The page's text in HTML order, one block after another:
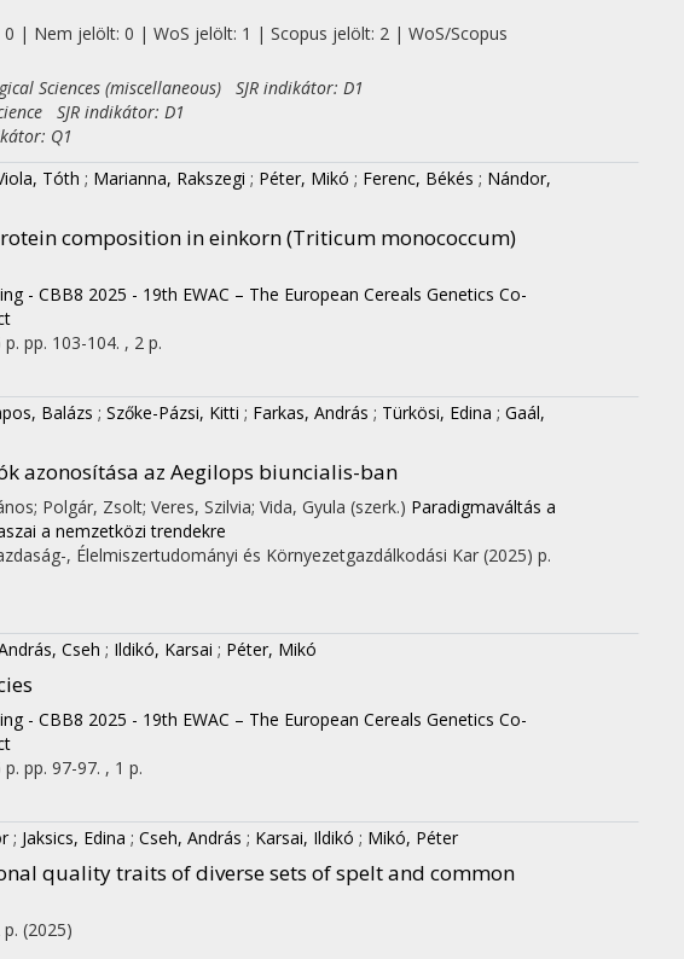
| Nem jelölt: 0 | WoS jelölt: 1 | Scopus jelölt: 2 | WoS/Scopus
Sciences (miscellaneous) SJR indikátor: D1
SJR indikátor: D1
Q1
Tóth ; Marianna, Rakszegi ; Péter, Mikó ; Ferenc, Békés ; Nándor,
composition in einkorn (Triticum monococcum)
- CBB8 2025 - 19th EWAC – The European Cereals Genetics Co-
p. pp. 103-104. , 2 p.
Balázs ; Szőke-Pázsi, Kitti ; Farkas, András ; Türkösi, Edina ; Gaál,
azonosítása az Aegilops biuncialis-ban
Polgár, Zsolt; Veres, Szilvia; Vida, Gyula (szerk.) Paradigmaváltás a
a nemzetközi trendekre
, Élelmiszertudományi és Környezetgazdálkodási Kar (2025) p.
Cseh ; Ildikó, Karsai ; Péter, Mikó
- CBB8 2025 - 19th EWAC – The European Cereals Genetics Co-
p. pp. 97-97. , 1 p.
; Jaksics, Edina ; Cseh, András ; Karsai, Ildikó ; Mikó, Péter
quality traits of diverse sets of spelt and common
(2025)